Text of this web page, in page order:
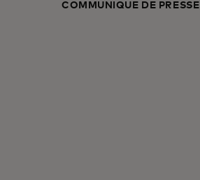
COMMUNIQUÉ DE PRESSE